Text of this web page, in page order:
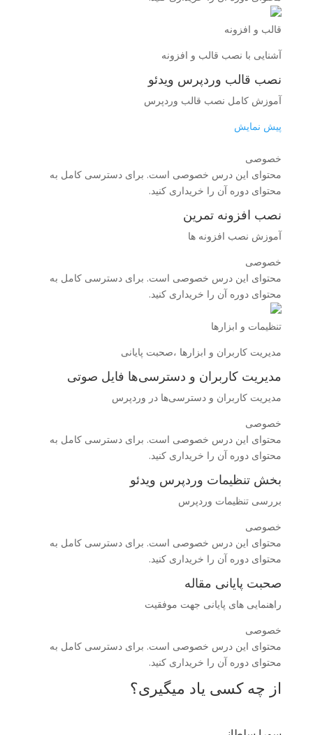
قالب و افزونه
آشنایی با نصب قالب و افزونه
نصب قالب وردپرس ویدئو
آموزش کامل نصب قالب وردپرس
پیش نمایش
خصوصی
محتوای این درس خصوصی است. برای دسترسی کامل به
محتوای دوره آن را خریداری کنید.
نصب افزونه تمرین
آموزش نصب افزونه ها
خصوصی
محتوای این درس خصوصی است. برای دسترسی کامل به
محتوای دوره آن را خریداری کنید.
تنظیمات و ابزارها
مدیریت کاربران و ابزارها ،صحبت پایانی
مدیریت کاربران و دسترسی‌ها فایل صوتی
مدیریت کاربران و دسترسی‌ها در وردپرس
خصوصی
محتوای این درس خصوصی است. برای دسترسی کامل به
محتوای دوره آن را خریداری کنید.
بخش تنظیمات وردپرس ویدئو
بررسی تنظیمات وردپرس
خصوصی
محتوای این درس خصوصی است. برای دسترسی کامل به
محتوای دوره آن را خریداری کنید.
صحبت پایانی مقاله
راهنمایی های پایانی جهت موفقیت
خصوصی
محتوای این درس خصوصی است. برای دسترسی کامل به
محتوای دوره آن را خریداری کنید.
از چه کسی یاد میگیری؟